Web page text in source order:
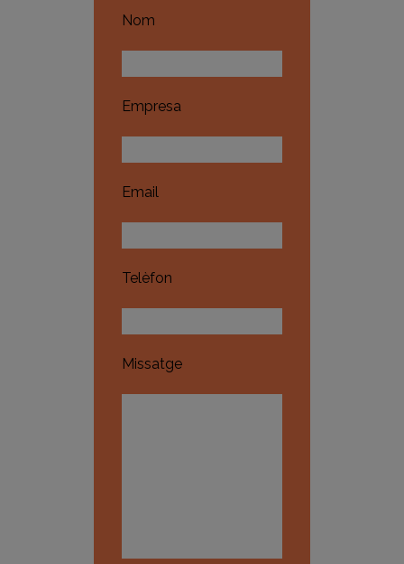
Nom
Empresa
Email
Telèfon
Missatge